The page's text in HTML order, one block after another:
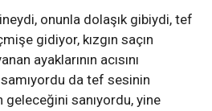
onunla dolaşık gibiydi, tef
gidiyor, kızgın saçın
ayaklarının acısını
da tef sesinin
sanıyordu, yine